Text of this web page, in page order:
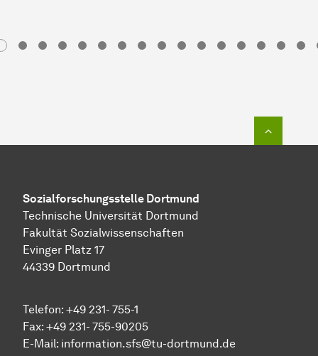
Sozial­forschungs­stelle Dortmund
Technische Universität Dortmund
Fakultät Sozialwissenschaften
Evinger Platz 17
44339 Dortmund
Telefon: +49 231- 755-1
Fax: +49 231- 755-90205
E-Mail: information.sfs@tu-dortmund.de